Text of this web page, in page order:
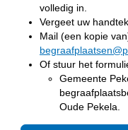
volledig in.
Vergeet uw
Mail (een kopie
Of stuur het
Gemeente
Oude Pekela.